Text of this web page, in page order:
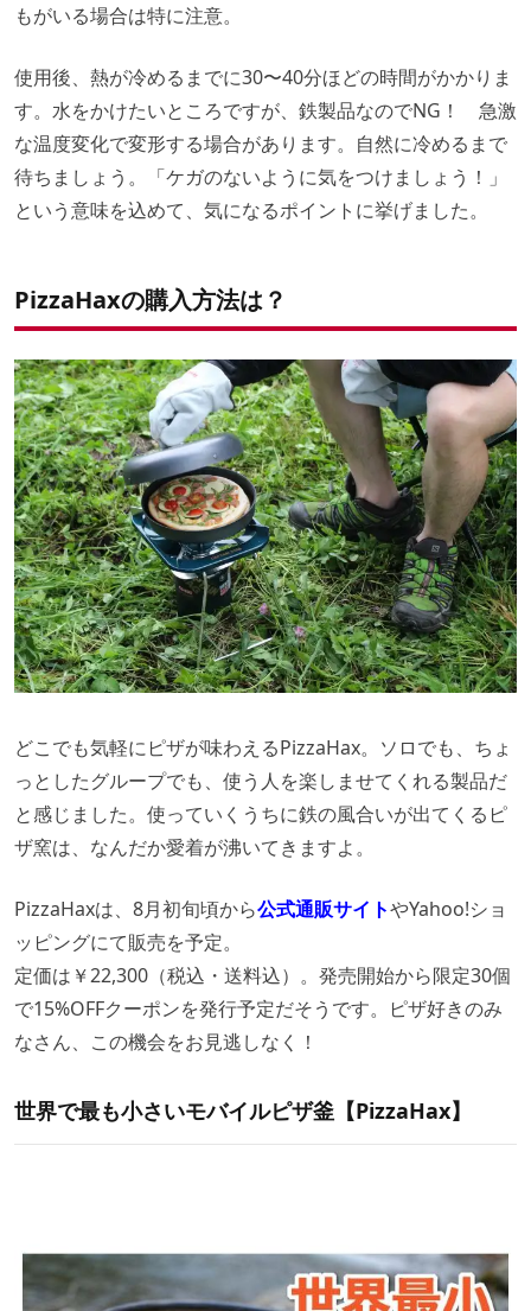
もがいる場合は特に注意。
使用後、熱が冷めるまでに30〜40分ほどの時間がかかりま
す。水をかけたいところですが、鉄製品なのでNG！ 急激
な温度変化で変形する場合があります。自然に冷めるまで
待ちましょう。「ケガのないように気をつけましょう！」
という意味を込めて、気になるポイントに挙げました。
PizzaHaxの購入方法は？
どこでも気軽にピザが味わえるPizzaHax。ソロでも、ちょ
っとしたグループでも、使う人を楽しませてくれる製品だ
と感じました。使っていくうちに鉄の風合いが出てくるピ
ザ窯は、なんだか愛着が沸いてきますよ。
PizzaHaxは、8月初旬頃から公式通販サイトやYahoo!ショ
ッピングにて販売を予定。
定価は￥22,300（税込・送料込）。発売開始から限定30個
で15%OFFクーポンを発行予定だそうです。ピザ好きのみ
なさん、この機会をお見逃しなく！
世界で最も小さいモバイルピザ釜【PizzaHax】